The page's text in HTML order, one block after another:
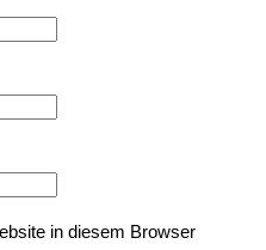
in diesem Browser